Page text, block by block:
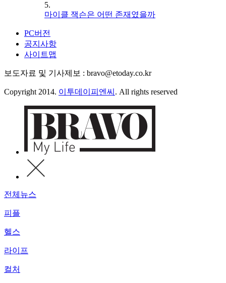
5.
마이클 잭슨은 어떤 존재였을까
PC버전
공지사항
사이트맵
보도자료 및 기사제보 : bravo@etoday.co.kr
Copyright 2014. 이투데이피엔씨 . All rights reserved
전체뉴스
피플
헬스
라이프
컬처